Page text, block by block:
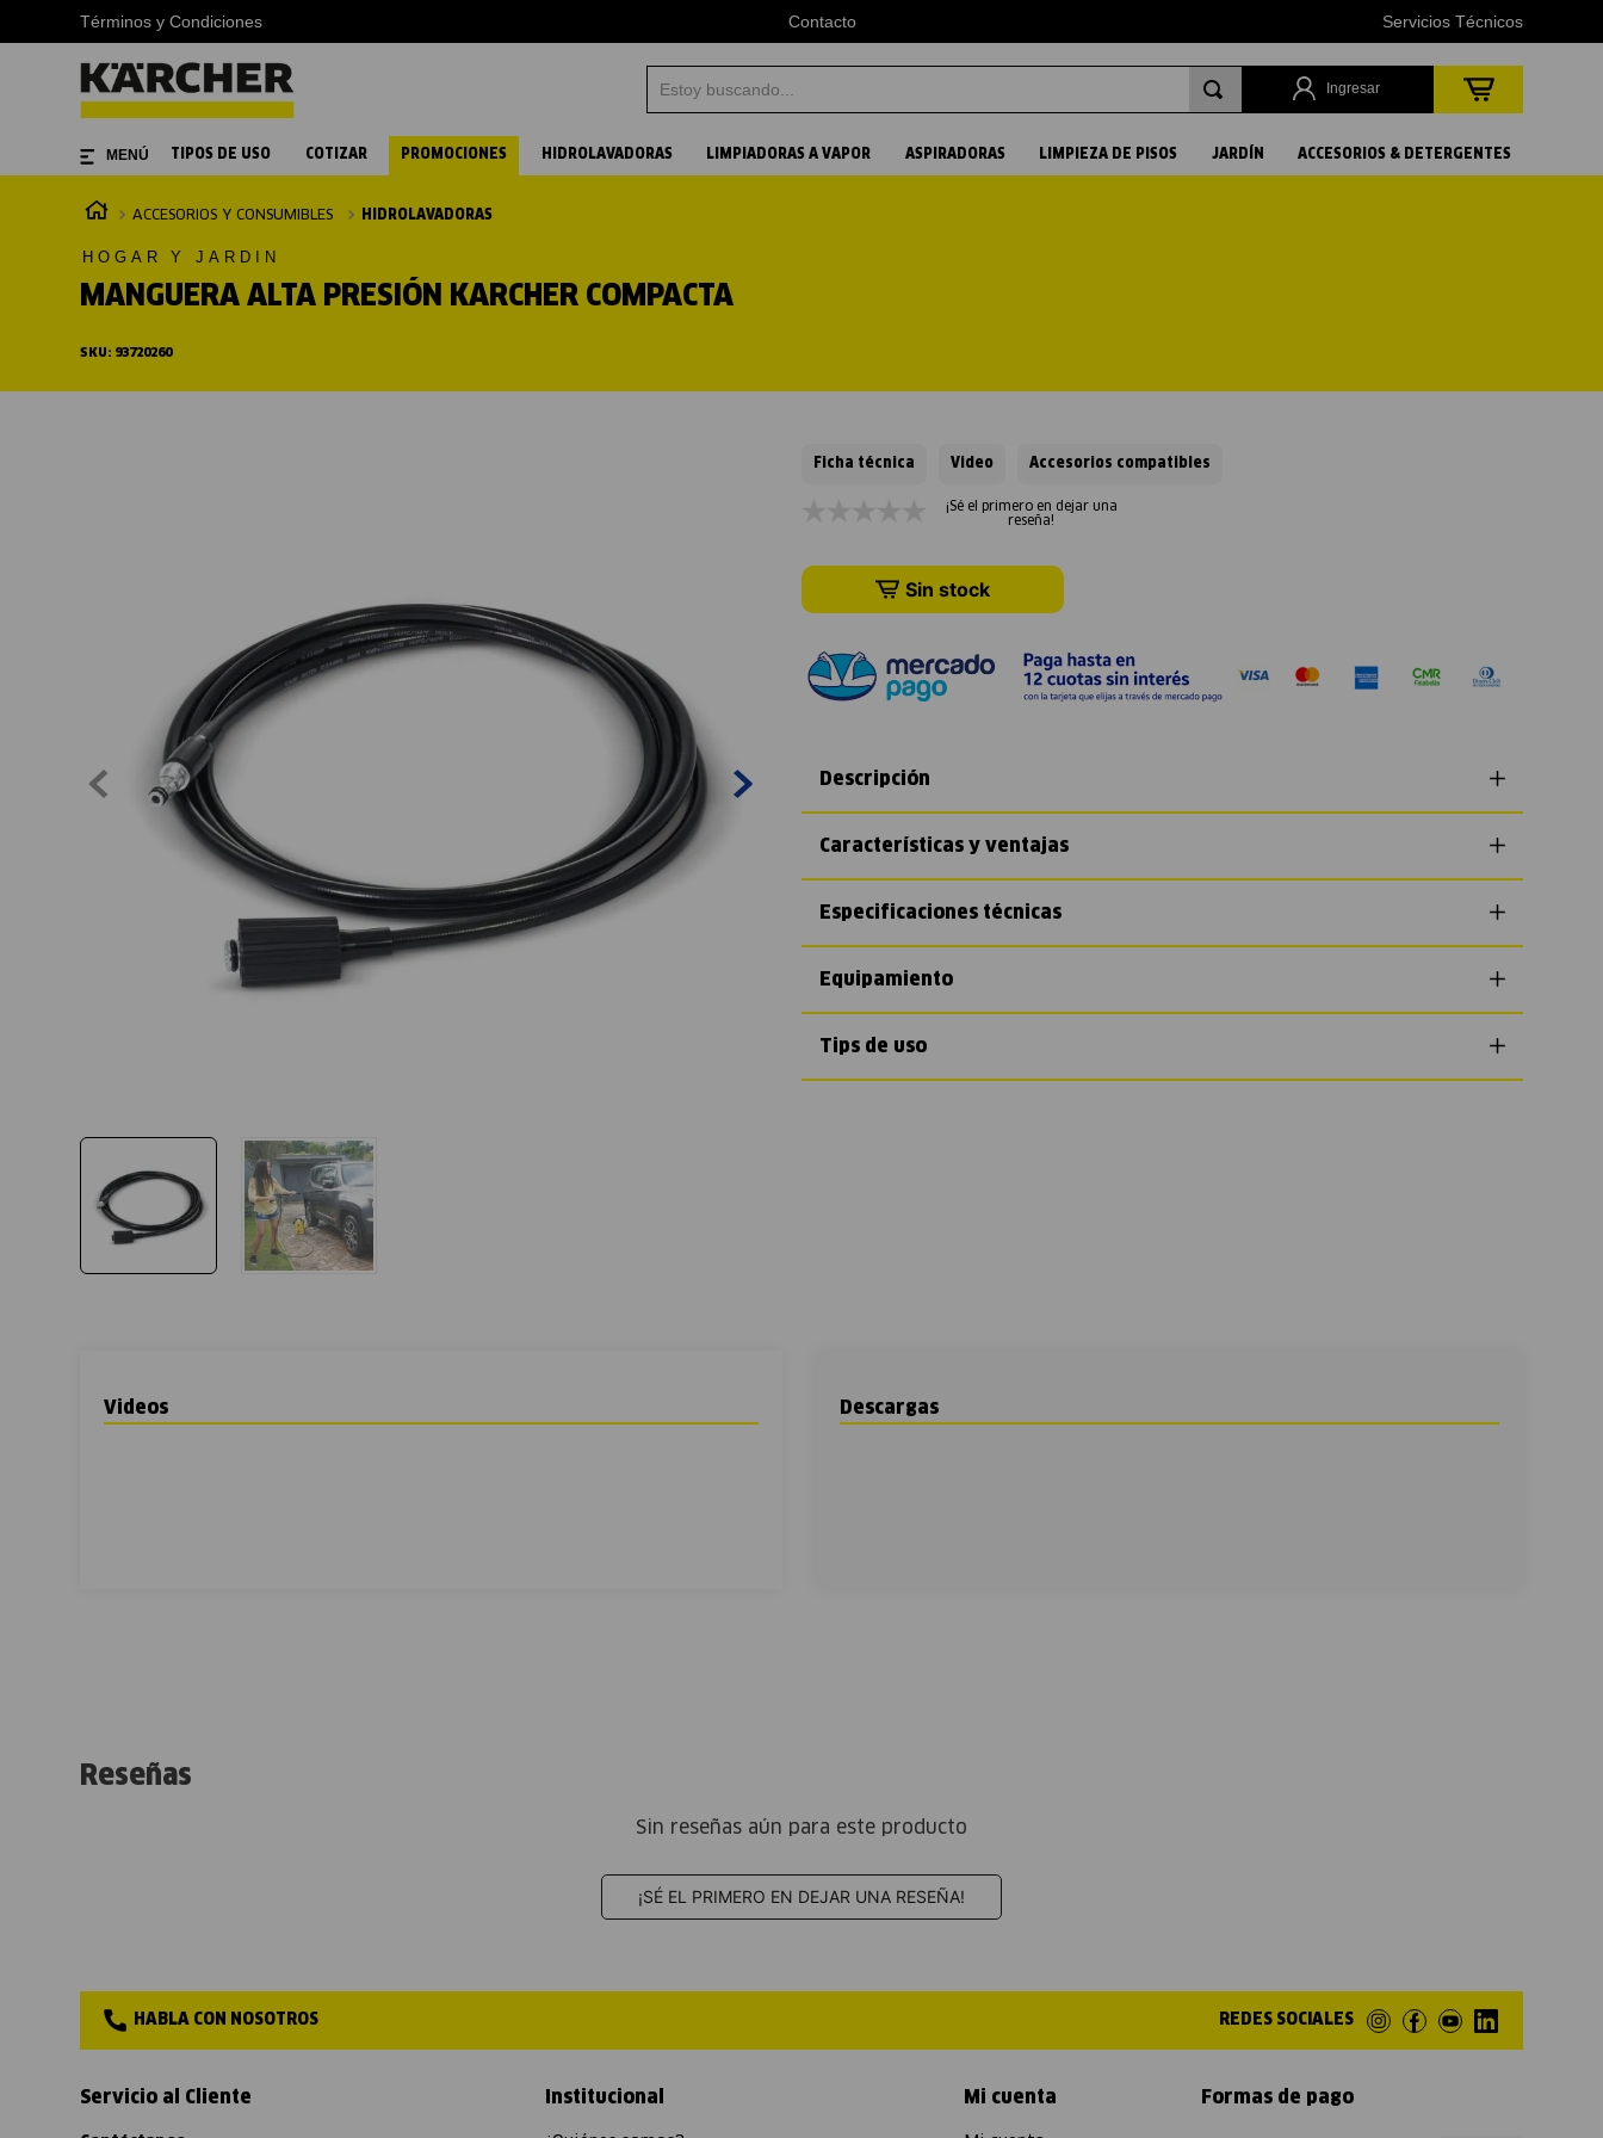
Términos y Condiciones Contacto Servicios Técnicos
Ingresar
TIPOS DE USO COTIZAR PROMOCIONES HIDROLAVADORAS LIMPIADORAS A VAPOR ASPIRADORAS LIMPIEZA DE PISOS JARDÍN ACCESORIOS & DETERGENTES
ACCESORIOS Y CONSUMIBLES HIDROLAVADORAS
HOGAR Y JARDIN
MANGUERA ALTA PRESIÓN KARCHER COMPACTA
SKU: 93720260
Ficha técnica Video Accesorios compatibles
¡Sé el primero en dejar una
reseña!
Sin stock
Descripción
Características y ventajas
Especificaciones técnicas
Equipamiento
Tips de uso
Videos Descargas
Reseñas
Sin reseñas aún para este producto
¡SÉ EL PRIMERO EN DEJAR UNA RESEÑA!
HABLA CON NOSOTROS REDES SOCIALES
Servicio al Cliente Institucional Mi cuenta Formas de pago
Términos más buscados
3.
hidrolavadora